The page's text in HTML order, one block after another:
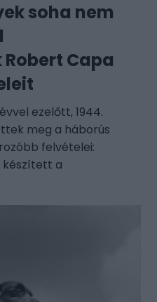
soha nem
Capa
ezelőtt, 1944.
meg a háborús
felvételei:
készített a